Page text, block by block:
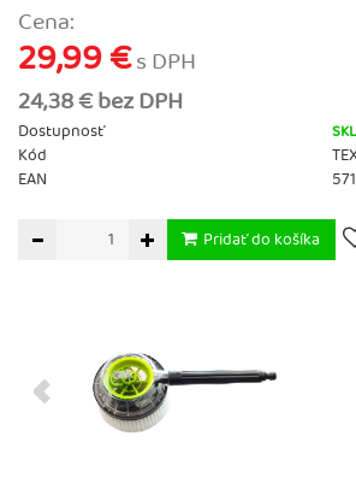
Cena:
29,99 €s DPH
24,38 € bez DPH
Dostupnosť
Kód
EAN
Pridať do košíka